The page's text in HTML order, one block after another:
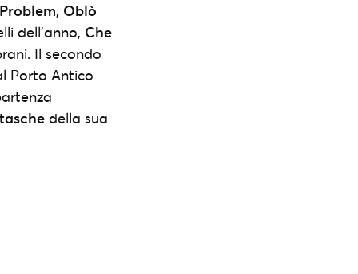
, Oblò
dell’anno, Che
Il secondo
Porto Antico
della sua